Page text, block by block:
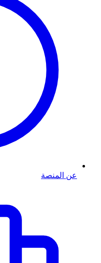
عن المنصة